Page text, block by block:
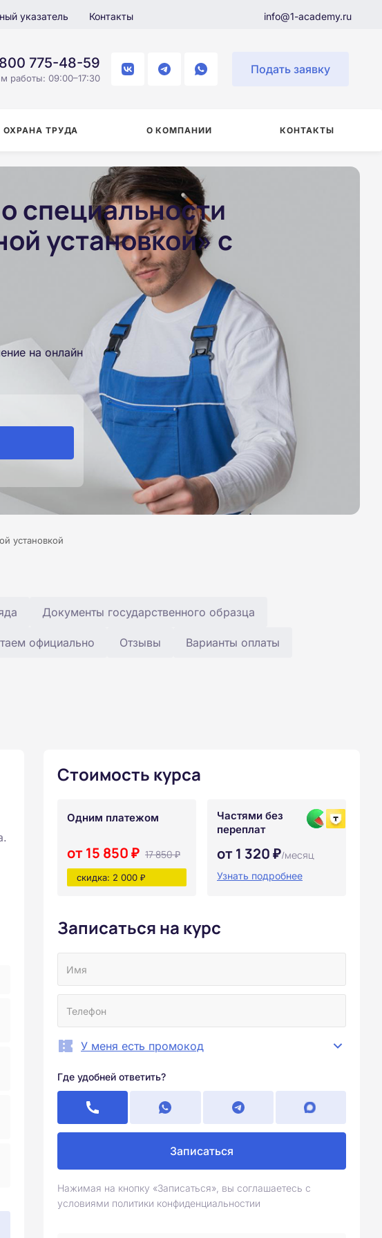
указатель Контакты info@1-academy.ru
775-48-59
работы: 09:00–17:30
Подать заявку
ОХРАНА ТРУДА О КОМПАНИИ КОНТАКТЫ
специальности
установкой» с
на онлайн
установкой
Документы государственного образца
официально Отзывы Варианты оплаты
Стоимость курса
Одним платежом
от 15 850 ₽ 17 850 ₽
скидка: 2 000 ₽
Частями без
переплат
от 1 320 ₽/месяц
Узнать подробнее
Записаться на курс
У меня есть промокод
Где удобней ответить?
Записаться
Нажимая на кнопку «Записаться», вы соглашаетесь с
условиями политики конфиденциальностии